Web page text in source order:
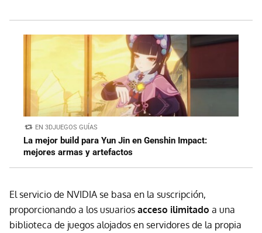
EN 3DJUEGOS GUÍAS
La mejor build para Yun Jin en Genshin Impact:
mejores armas y artefactos
El servicio de NVIDIA se basa en la suscripción,
proporcionando a los usuarios acceso ilimitado a una
biblioteca de juegos alojados en servidores de la propia